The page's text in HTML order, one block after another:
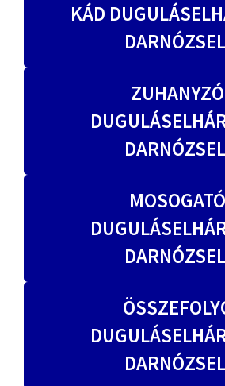
KÁD
ZUHANYZÓ
MOSOGATÓ